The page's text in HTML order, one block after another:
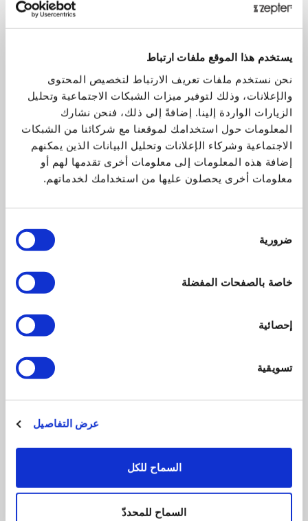
يستخدم هذا الموقع ملفات ارتباط
نحن نستخدم ملفات تعريف الارتباط لتخصيص المحتوى
والإعلانات، وذلك لتوفير ميزات الشبكات الاجتماعية وتحليل
الزيارات الواردة إلينا. إضافةً إلى ذلك، فنحن نشارك
المعلومات حول استخدامك لموقعنا مع شركائنا من الشبكات
الاجتماعية وشركاء الإعلانات وتحليل البيانات الذين يمكنهم
إضافة هذه المعلومات إلى معلومات أخرى تقدمها لهم أو
معلومات أخرى يحصلون عليها من استخدامك لخدماتهم.
الموافقة
ضرورية
خاصة بالصفحات المفضلة
إحصائية
تسويقية
عرض التفاصيل
السماح للكل
السماح للمحددّ
المركبات العضوية المتطايرة
(VOC"s) في المياه.
المرحلة الثالثة: المرشح الغشائي (RO)
يعمل المرشح الغشائي (RO) على تقليل ملوثات المياه
مثل الزرنيخ خماسي التكافؤ و الباريوم و الكاديوم و
الراديوم 226/228 و الكروم ثلاثي التكافؤ و الكروم
سداسي التكافؤ و الرصاص و النترات/النتريت.
كيف يعمل التناضح العكسي؟ ينتج التناضح العكسي مياه
نظيفة من خلال تمرير المياه عبر غشاء لإزالة الملوثات.
ويستخدم قوة الضغط لفصل المذيبات الموجودة في
المياه. وهو أحد أكثر عمليات تنقية
المياه المستخدمة في العالم.
المرحلة الرابعة: مرشح INNO-SENSE
و يعمل مرشح ال Inno-sense على تقليل المواد المطلقة
للروائح و تحسين مذاق المياه. كما يعمل أيضاً على تقليل
نسبة الكلور و المركبات العضوية المتطايرة (VOC's).
المرحلة الخامسة: المرشح الصحي.
يحتوي المرشح الصحي على الفضة، المعروفة بأنها تمنع
انتشار الكائنات الدقيقة و تحافظ على سلامة المرشح.